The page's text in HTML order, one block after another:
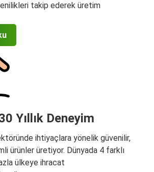
takip ederek üretim
Yıllık Deneyim
ihtiyaçlara yönelik güvenilir,
ürünler üretiyor. Dünyada 4 farklı
ülkeye ihracat